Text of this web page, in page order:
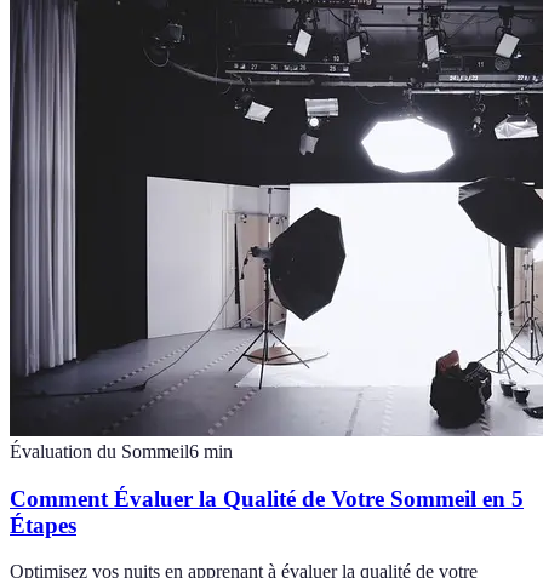
Évaluation du Sommeil6 min
Comment Évaluer la Qualité de Votre Sommeil en 5
Étapes
Optimisez vos nuits en apprenant à évaluer la qualité de votre